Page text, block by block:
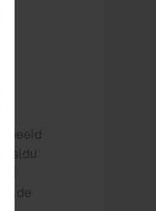
de